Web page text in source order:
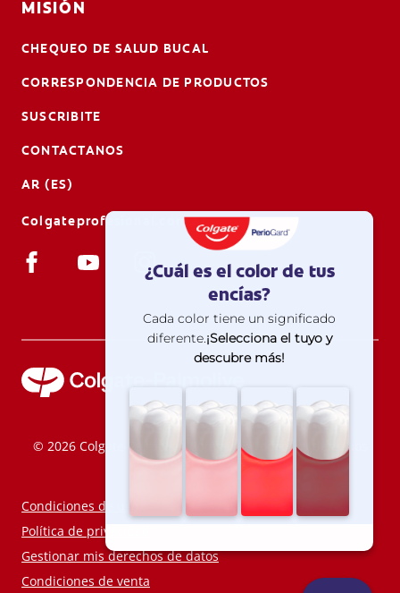
MISIÓN
CHEQUEO DE SALUD BUCAL
CORRESPONDENCIA DE PRODUCTOS
SUSCRIBITE
CONTACTANOS
AR (ES)
Colgateprofesional.com.ar
© 2026 Colgate-Palmolive Company. Todos los derechos
reservados.
Condiciones de uso
Política de privacidad
Gestionar mis derechos de datos
Condiciones de venta